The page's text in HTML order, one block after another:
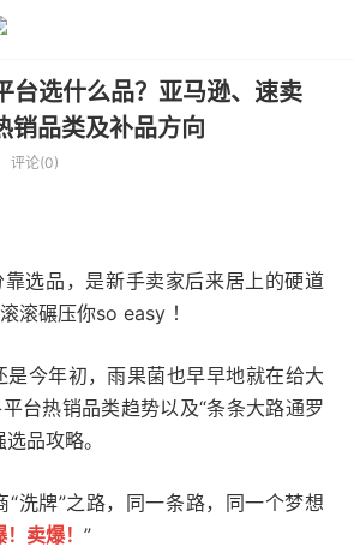
台选什么品？亚马逊、速卖
销品类及补品方向
评论(0)
选品，是新手卖家后来居上的硬道
滚碾压你so easy ！
是今年初，雨果菌也早早地就在给大
台热销品类趋势以及“条条大路通罗
品攻略。
“洗牌”之路，同一条路，同一个梦想
卖爆！ ”